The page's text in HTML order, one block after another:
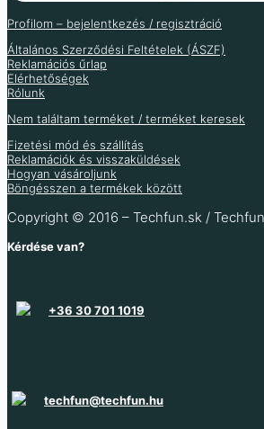
Raktáron 336 db
PC817 szigetelő
optocsatlakozó
különböző típusok
Modul, amely lehetővé
teszi a mikrokontroller
jeleinek elkülönítését az
eszközök tápegységétől
Több információ
Profilom – bejelentkezés / regisztráció
Általános Szerződési Feltételek (ÁSZF)
Reklamációs űrlap
Elérhetőségek
Rólunk
Nem találtam terméket / terméket keresek
Fizetési mód és szállítás
Reklamációk és visszaküldések
Hogyan vásároljunk
Böngésszen a termékek között
Copyright © 2016 – Techfun.sk /
Kérdése van?
+36 30 701 1019
techfun@techfun.hu